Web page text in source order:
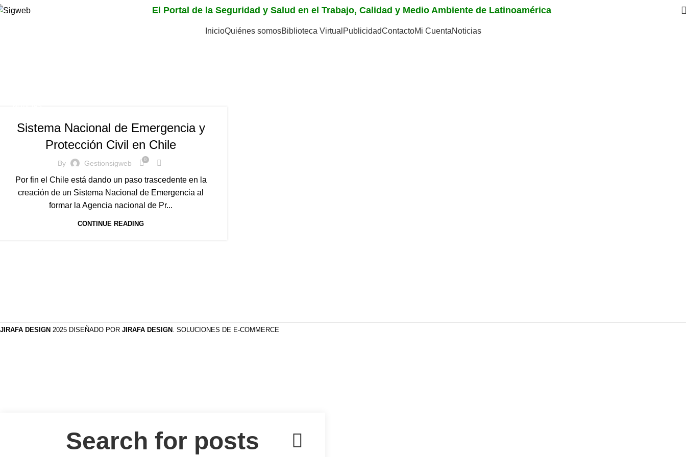
El Portal de la Seguridad y Salud en el Trabajo, Calidad y Medio Ambiente de Latinoamérica
InicioQuiénes somosBiblioteca Virtual PublicidadContactoMi CuentaNoticias
Sistema Nacional de Emergencia y
Protección Civil en Chile
By Gestionsigweb 0
Por fin el Chile está dando un paso trascedente en la
creación de un Sistema Nacional de Emergencia al
formar la Agencia nacional de Pr...
CONTINUE READING
JIRAFA DESIGN 2025 DISEÑADO POR JIRAFA DESIGN . SOLUCIONES DE E-COMMERCE